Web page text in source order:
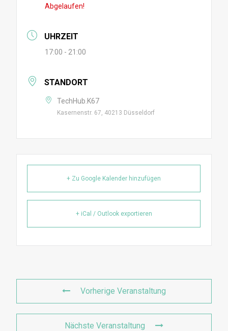
Abgelaufen!
UHRZEIT
17:00 - 21:00
STANDORT
TechHub.K67
Kasernenstr. 67, 40213 Düsseldorf
+ Zu Google Kalender hinzufügen
+ iCal / Outlook exportieren
Vorherige Veranstaltung
Nächste Veranstaltung